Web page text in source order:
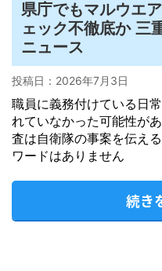
県庁でもマルウエ
ェック不徹底か 三
ニュース
投稿日： 2026年7月3日
職員に義務付けている日
れていなかった可能性が
査は自衛隊の事案を伝え
ワードはありません
続き